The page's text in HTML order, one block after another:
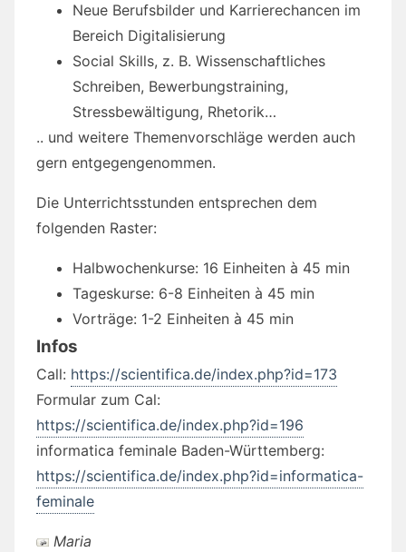
Neue Berufsbilder und Karrierechancen im
Bereich Digitalisierung
Social Skills, z. B. Wissenschaftliches
Schreiben, Bewerbungstraining,
Stressbewältigung, Rhetorik…
.. und weitere Themenvorschläge werden auch
gern entgegengenommen.
Die Unterrichtsstunden entsprechen dem
folgenden Raster:
Halbwochenkurse: 16 Einheiten à 45 min
Tageskurse: 6-8 Einheiten à 45 min
Vorträge: 1-2 Einheiten à 45 min
Infos
Call: https://scientifica.de/index.php?id=173
Formular zum Cal:
https://scientifica.de/index.php?id=196
informatica feminale Baden-Württemberg:
https://scientifica.de/index.php?id=informatica-
feminale
Maria